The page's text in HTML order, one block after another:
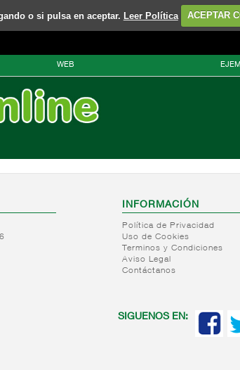
o si pulsa en aceptar. Leer Política ACEPTAR
WEB
INFORMACIÓN
Política de Privacidad
Uso de Cookies
Terminos y Condiciones
Aviso Legal
Contáctanos
SIGUENOS EN: